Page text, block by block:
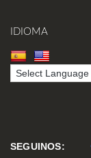
IDIOMA
SEGUINOS: